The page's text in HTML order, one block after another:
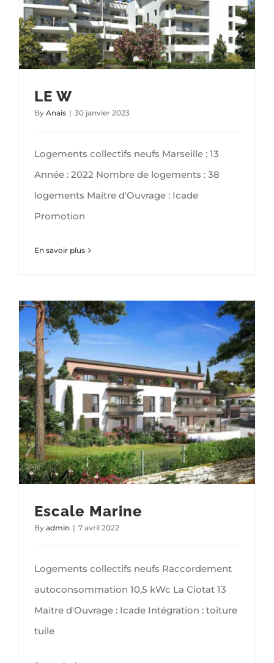
LE W
By Anais | 30 janvier 2023
Logements collectifs neufs Marseille : 13
Année : 2022 Nombre de logements : 38
logements Maitre d'Ouvrage : Icade
Promotion
En savoir plus
Escale Marine
By admin | 7 avril 2022
Logements collectifs neufs Raccordement
autoconsommation 10,5 kWc La Ciotat 13
Maitre d'Ouvrage : Icade Intégration : toiture
tuile